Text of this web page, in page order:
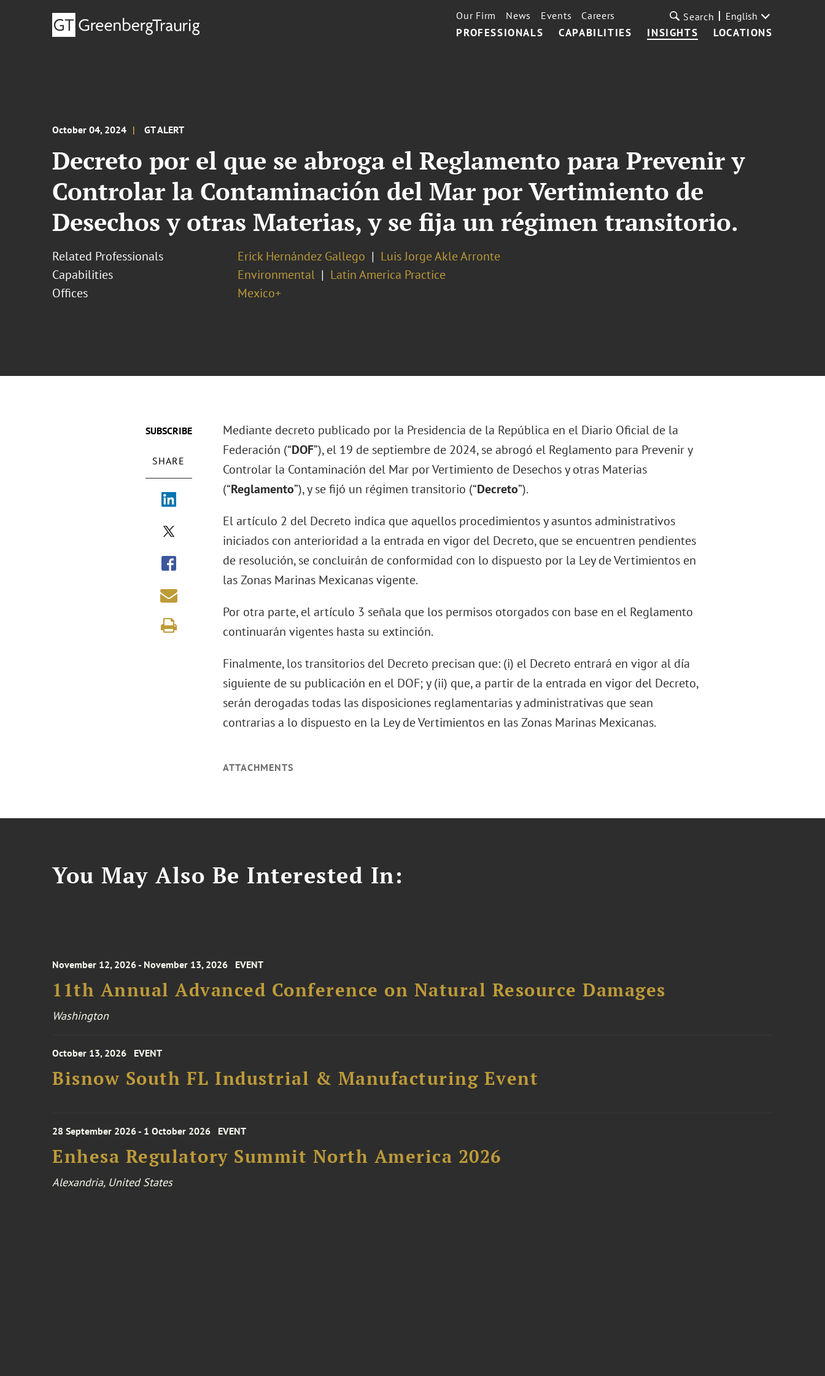
PROFESSIONALS CAPABILITIES INSIGHTS LOCATIONS
Our Firm News Events Careers Search English
October 04, 2024 GT ALERT
Decreto por el que se abroga el Reglamento para Prevenir y
Controlar la Contaminación del Mar por Vertimiento de
Desechos y otras Materias, y se fija un régimen transitorio.
Related Professionals Erick Hernández Gallego
Luis Jorge Akle Arronte
Capabilities
Environmental
Latin America Practice
Offices
Mexico+
SUBSCRIBE
SHARE
Mediante decreto publicado por la Presidencia de la República en el Diario Oficial de la
Federación (“DOF”), el 19 de septiembre de 2024, se abrogó el Reglamento para Prevenir y
Controlar la Contaminación del Mar por Vertimiento de Desechos y otras Materias
(“Reglamento”), y se fijó un régimen transitorio (“Decreto”).
El artículo 2 del Decreto indica que aquellos procedimientos y asuntos administrativos
iniciados con anterioridad a la entrada en vigor del Decreto, que se encuentren pendientes
de resolución, se concluirán de conformidad con lo dispuesto por la Ley de Vertimientos en
las Zonas Marinas Mexicanas vigente.
Por otra parte, el artículo 3 señala que los permisos otorgados con base en el Reglamento
continuarán vigentes hasta su extinción.
Finalmente, los transitorios del Decreto precisan que: (i) el Decreto entrará en vigor al día
siguiente de su publicación en el DOF; y (ii) que, a partir de la entrada en vigor del Decreto,
serán derogadas todas las disposiciones reglamentarias y administrativas que sean
contrarias a lo dispuesto en la Ley de Vertimientos en las Zonas Marinas Mexicanas.
ATTACHMENTS
You May Also Be Interested In:
November 12, 2026 - November 13, 2026 EVENT
11th Annual Advanced Conference on Natural Resource Damages
Washington
October 13, 2026 EVENT
Bisnow South FL Industrial & Manufacturing Event
28 September 2026 - 1 October 2026 EVENT
Enhesa Regulatory Summit North America 2026
Alexandria, United States